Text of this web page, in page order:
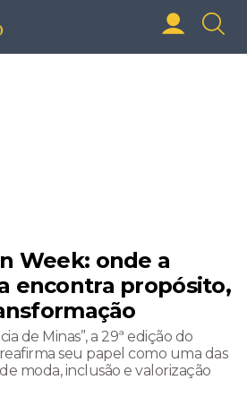
Week: onde a
encontra propósito,
de Minas”, a 29ª edição do
seu papel como uma das
moda, inclusão e valorização